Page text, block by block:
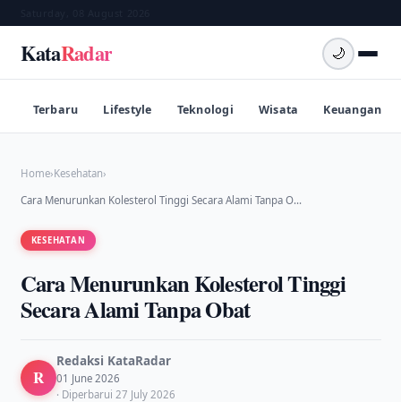
KataRadar 🌙
Terbaru Lifestyle Teknologi Wisata Keuangan
Home›Kesehatan›
Cara Menurunkan Kolesterol Tinggi Secara Alami Tanpa O…
KESEHATAN
Cara Menurunkan Kolesterol Tinggi
Secara Alami Tanpa Obat
R
Redaksi KataRadar
01 June 2026
· Diperbarui 27 July 2026